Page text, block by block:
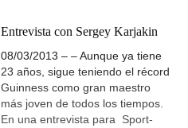
Entrevista con Sergey Karjakin
08/03/2013 – – Aunque ya tiene
23 años, sigue teniendo el récord
Guinness como gran maestro
más joven de todos los tiempos.
En una entrevista para Sport-